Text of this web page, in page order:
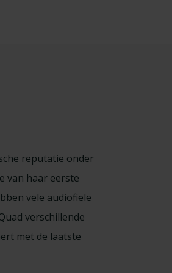
reputatie onder
van haar eerste
vele audiofiele
verschillende
met de laatste